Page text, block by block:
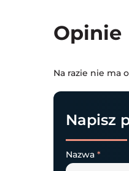
Opinie
Na razie nie ma
Napisz
Nazwa *